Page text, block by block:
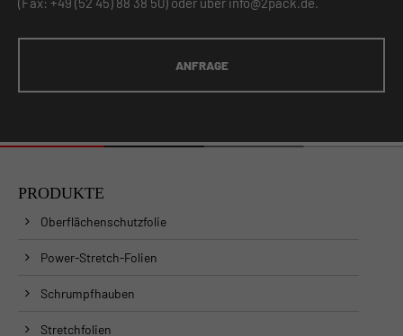
ANFRAGE
PRODUKTE
Oberflächenschutzfolie
Power-Stretch-Folien
Schrumpfhauben
Stretchfolien